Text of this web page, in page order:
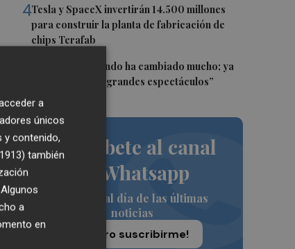
4Tesla y SpaceX invertirán 14.500 millones
para construir la planta de fabricación de
chips Terafab
Sol Picó: “El mundo ha cambiado mucho; ya
no es tiempo de grandes espectáculos”
Suscríbete al canal
de Whatsapp
Siempre al día de las últimas
noticias
¡Quiero suscribirme!
a
únicos
y contenido,
también
a
en